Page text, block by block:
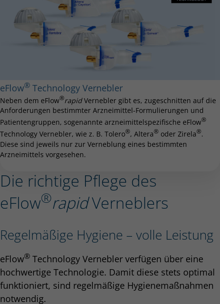
eFlow® Technology Vernebler
Neben dem eFlow®rapidVernebler gibt es, zugeschnitten auf die
Anforderungen bestimmter Arzneimittel-Formulierungen und
Patientengruppen, sogenannte arzneimittelspezifische eFlow®
Technology Vernebler, wie z. B. Tolero®, Altera® oder Zirela®.
Diese sind jeweils nur zur Verneblung eines bestimmten
Arzneimittels vorgesehen.
Die richtige Pflege des
eFlow®rapidVerneblers
Regelmäßige Hygiene – volle Leistung
eFlow® Technology Vernebler verfügen über eine
hochwertige Technologie. Damit diese stets optimal
funktioniert, sind regelmäßige Hygienemaßnahmen
notwendig.